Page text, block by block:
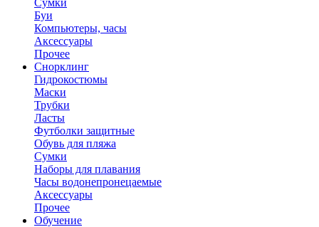
Сумки
Буи
Компьютеры, часы
Аксессуары
Прочее
Снорклинг
Гидрокостюмы
Маски
Трубки
Ласты
Футболки защитные
Обувь для пляжа
Сумки
Наборы для плавания
Часы водонепронецаемые
Аксессуары
Прочее
Обучение